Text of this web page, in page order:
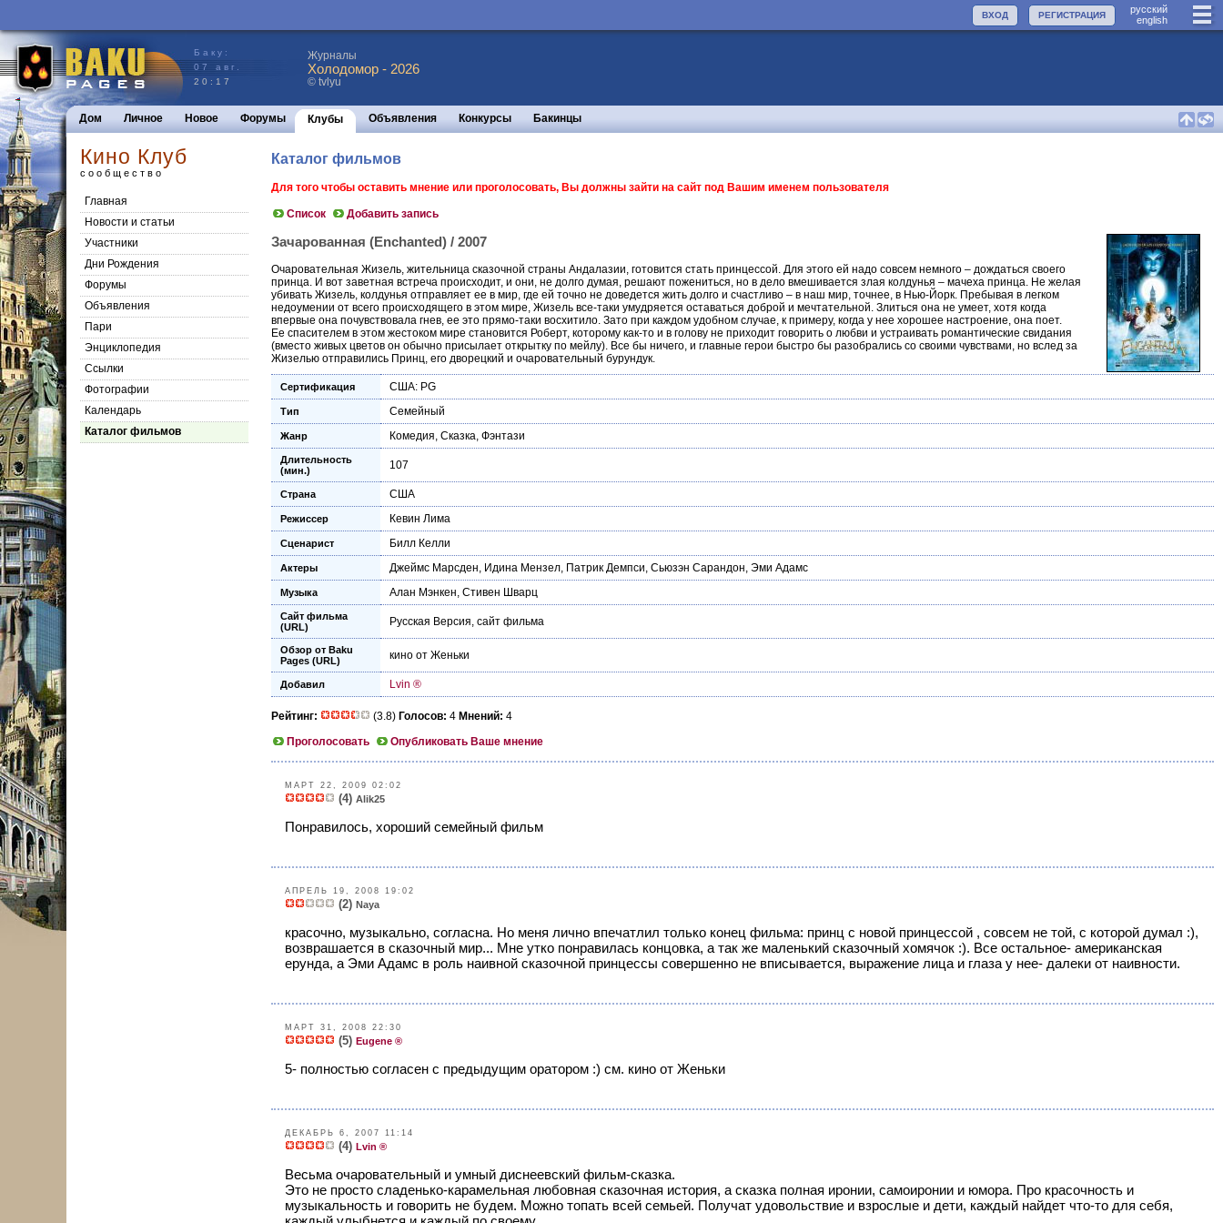
руccкий
english
РЕГИСТРАЦИЯ
ВХОД
Баку:
07 авг.
20:17
Журналы
Холодомор - 2026
© tvlyu
Дом Личное Новое Форумы Клубы Объявления Конкурсы Бакинцы
Кино Клуб
сообщество
Главная
Новости и статьи
Участники
Дни Рождения
Форумы
Объявления
Пари
Энциклопедия
Cсылки
Фотографии
Календарь
Каталог фильмов
Каталог фильмов
Для того чтобы оставить мнение или проголосовать, Вы должны зайти на сайт под Вашим именем пользователя
Список Добавить запись
Зачарованная (Enchanted) / 2007
Очаровательная Жизель, жительница сказочной страны Андалазии, готовится стать принцессой. Для этого ей надо совсем немного – дождаться своего
принца. И вот заветная встреча происходит, и они, не долго думая, решают пожениться, но в дело вмешивается злая колдунья – мачеха принца. Не желая
убивать Жизель, колдунья отправляет ее в мир, где ей точно не доведется жить долго и счастливо – в наш мир, точнее, в Нью-Йорк. Пребывая в легком
недоумении от всего происходящего в этом мире, Жизель все-таки умудряется оставаться доброй и мечтательной. Злиться она не умеет, хотя когда
впервые она почувствовала гнев, ее это прямо-таки восхитило. Зато при каждом удобном случае, к примеру, когда у нее хорошее настроение, она поет.
Ее спасителем в этом жестоком мире становится Роберт, которому как-то и в голову не приходит говорить о любви и устраивать романтические свидания
(вместо живых цветов он обычно присылает открытку по мейлу). Все бы ничего, и главные герои быстро бы разобрались со своими чувствами, но вслед за
Жизелью отправились Принц, его дворецкий и очаровательный бурундук.
Сертификация США: PG
Тип Семейный
Жанр Комедия, Сказка, Фэнтази
Длительность
(мин.)
107
Страна США
Режиссер Кевин Лима
Сценарист Билл Келли
Актеры Джеймс Марсден, Идина Мензел, Патрик Демпси, Сьюзэн Сарандон, Эми Адамс
Музыка Алан Мэнкен, Стивен Шварц
Сайт фильма
(URL)
Русская Версия, сайт фильма
Обзор от Baku
Pages (URL)
кино от Женьки
Добавил Lvin ®
Рейтинг: (3.8) Голосов: 4 Мнений: 4
Проголосовать
Опубликовать Ваше мнение
МАРТ 22, 2009 02:02
(4) Alik25
Понравилось, хороший семейный фильм
АПРЕЛЬ 19, 2008 19:02
(2) Naya
красочно, музыкально, согласна. Но меня лично впечатлил только конец фильма: принц с новой принцессой , совсем не той, с которой думал :),
возврашается в сказочный мир... Мне утко понравилась концовка, а так же маленький сказочный хомячок :). Все остальное- американская
ерунда, а Эми Адамс в роль наивной сказочной принцессы совершенно не вписывается, выражение лица и глаза у нее- далеки от наивности.
МАРТ 31, 2008 22:30
(5) Eugene ®
5- полностью согласен с предыдущим оратором :) см. кино от Женьки
ДЕКАБРЬ 6, 2007 11:14
(4) Lvin ®
Весьма очаровательный и умный диснеевский фильм-сказка.
Это не просто сладенько-карамельная любовная сказочная история, а сказка полная иронии, самоиронии и юмора. Про красочность и
музыкальность и говорить не будем. Можно топать всей семьей. Получат удовольствие и взрослые и дети, каждый найдет что-то для себя,